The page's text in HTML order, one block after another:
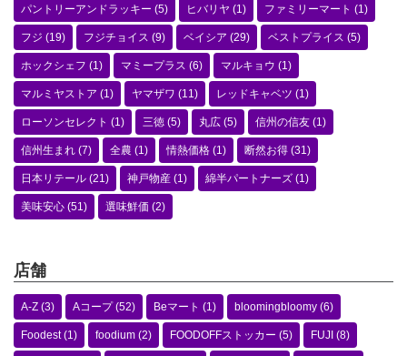
パントリーアンドラッキー (5) ヒバリヤ (1) ファミリーマート (1)
フジ (19) フジチョイス (9) ベイシア (29) ベストプライス (5)
ホックシェフ (1) マミープラス (6) マルキョウ (1)
マルミヤストア (1) ヤマザワ (11) レッドキャベツ (1)
ローソンセレクト (1) 三徳 (5) 丸広 (5) 信州の信友 (1)
信州生まれ (7) 全農 (1) 情熱価格 (1) 断然お得 (31)
日本リテール (21) 神戸物産 (1) 綿半パートナーズ (1)
美味安心 (51) 選味鮮価 (2)
店舗
A-Z (3) Aコープ(52) Beマート (1) bloomingbloomy (6)
Foodest(1) foodium (2) FOODOFFストッカー (5) FUJI (8)